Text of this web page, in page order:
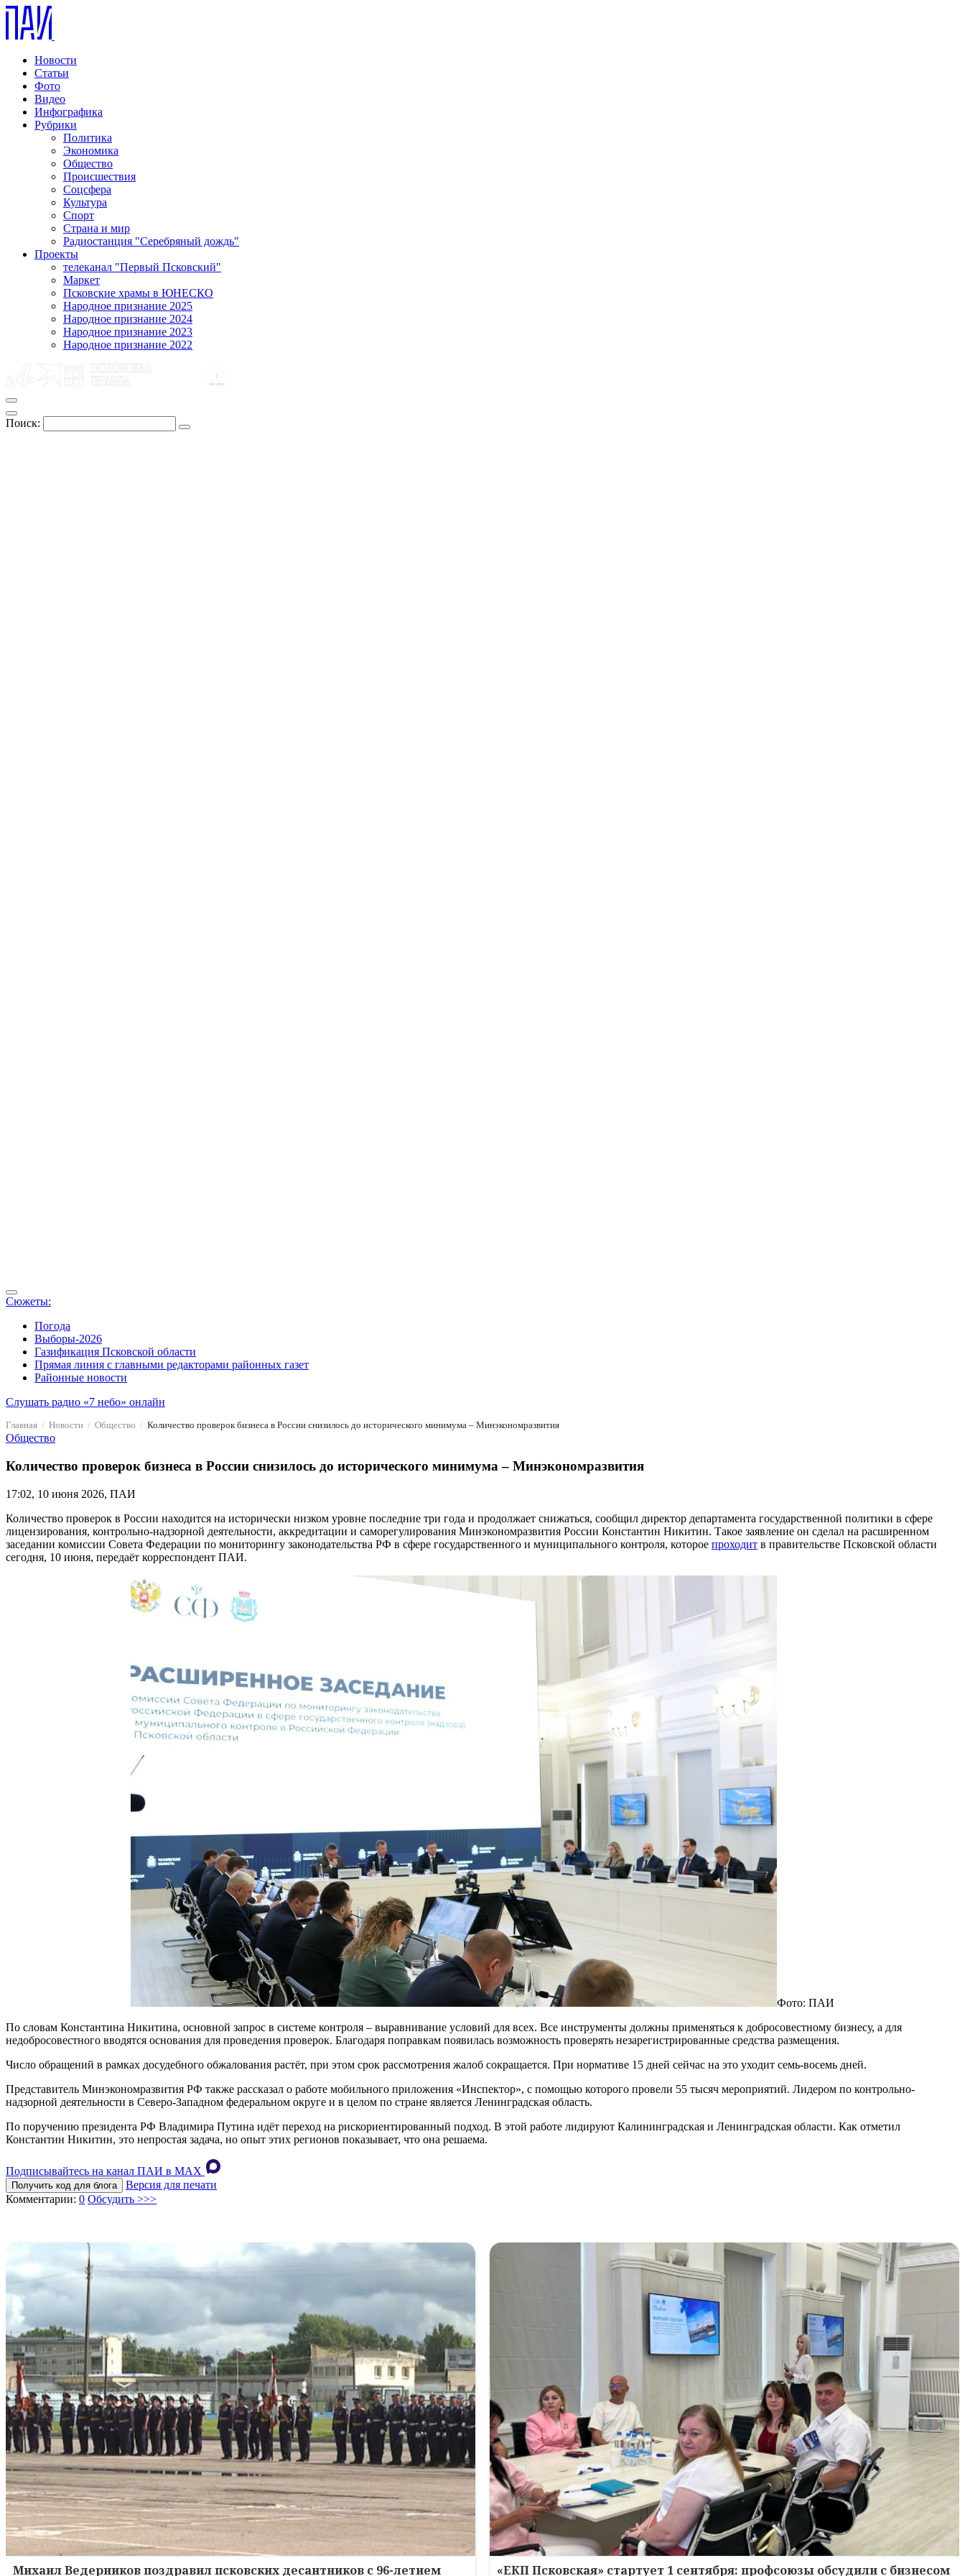
Новости
Статьи
Фото
Видео
Инфографика
Рубрики
Политика
Экономика
Общество
Происшествия
Соцсфера
Культура
Спорт
Страна и мир
Радиостанция "Серебряный дождь"
Проекты
телеканал "Первый Псковский"
Маркет
Псковские храмы в ЮНЕСКО
Народное признание 2025
Народное признание 2024
Народное признание 2023
Народное признание 2022
Поиск:
Сюжеты:
Погода
Выборы-2026
Газификация Псковской области
Прямая линия с главными редакторами районных газет
Районные новости
Слушать радио «7 небо» онлайн
Главная Новости Общество Количество проверок бизнеса в России снизилось до исторического минимума – Минэкономразвития
Общество
Количество проверок бизнеса в России снизилось до исторического минимума – Минэкономразвития
17:02, 10 июня 2026, ПАИ
Количество проверок в России находится на исторически низком уровне последние три года и продолжает снижаться, сообщил директор департамента государственной политики в сфере
лицензирования, контрольно-надзорной деятельности, аккредитации и саморегулирования Минэкономразвития России Константин Никитин. Такое заявление он сделал на расширенном
заседании комиссии Совета Федерации по мониторингу законодательства РФ в сфере государственного и муниципального контроля, которое проходит в правительстве Псковской области
сегодня, 10 июня, передаёт корреспондент ПАИ.
Фото: ПАИ
По словам Константина Никитина, основной запрос в системе контроля – выравнивание условий для всех. Все инструменты должны применяться к добросовестному бизнесу, а для
недобросовестного вводятся основания для проведения проверок. Благодаря поправкам появилась возможность проверять незарегистрированные средства размещения.
Число обращений в рамках досудебного обжалования растёт, при этом срок рассмотрения жалоб сокращается. При нормативе 15 дней сейчас на это уходит семь-восемь дней.
Представитель Минэкономразвития РФ также рассказал о работе мобильного приложения «Инспектор», с помощью которого провели 55 тысяч мероприятий. Лидером по контрольно-
надзорной деятельности в Северо-Западном федеральном округе и в целом по стране является Ленинградская область.
По поручению президента РФ Владимира Путина идёт переход на рискориентированный подход. В этой работе лидируют Калининградская и Ленинградская области. Как отметил
Константин Никитин, это непростая задача, но опыт этих регионов показывает, что она решаема.
Подписывайтесь на канал ПАИ в MAХ
Получить код для блога
Версия для печати
Комментарии: 0 Обсудить >>>
Михаил Ведерников поздравил псковских десантников с 96-летием «ЕКП Псковская» стартует 1 сентября: профсоюзы обсудили с бизнесом